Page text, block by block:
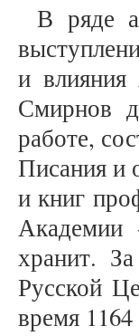
В ряде
и влияния
Смирнов
работе,
Писания и
и книг
Академии
хранит.
Русской
время